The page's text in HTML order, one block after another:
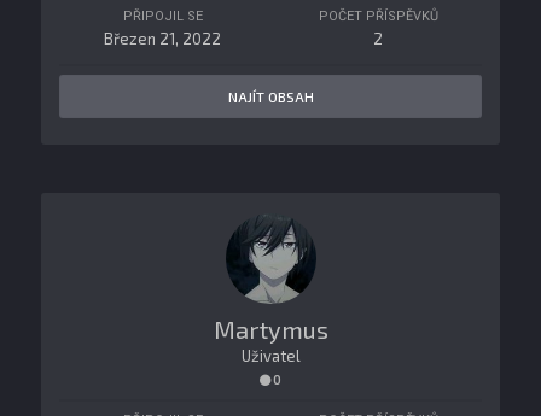
PŘIPOJIL SE
Březen 21, 2022
POČET PŘÍSPĚVKŮ
2
NAJÍT OBSAH
Martymus
Uživatel
0